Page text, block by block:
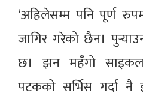
‘अहिलेसम्म पनि पूर्ण
जागिर गरेको छैन।
छ। झन महँगो
पटकको सर्भिस गर्दा